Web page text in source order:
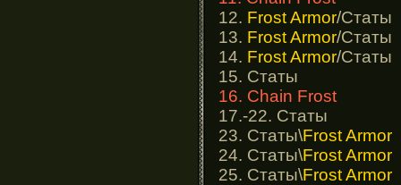
12. Frost Armor/Статы
13. Frost Armor/Статы
14. Frost Armor/Статы
15. Статы
16. Chain Frost
17.-22. Статы
23. Статы\Frost Armor
24. Статы\Frost Armor
25. Статы\Frost Armor